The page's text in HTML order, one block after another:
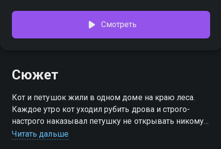
Смотреть
Сюжет
Кот и петушок жили в одном доме на краю леса.
Каждое утро кот уходил рубить дрова и строго-
настрого наказывал петушку не открывать никому
двери. Но глупый петушок был очень беспечен, и
Читать дальше